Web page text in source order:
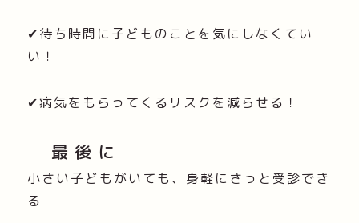
✔待ち時間に子どものことを気にしなくてい
い！
✔病気をもらってくるリスクを減らせる！
最後に
小さい子どもがいても、身軽にさっと受診でき
る